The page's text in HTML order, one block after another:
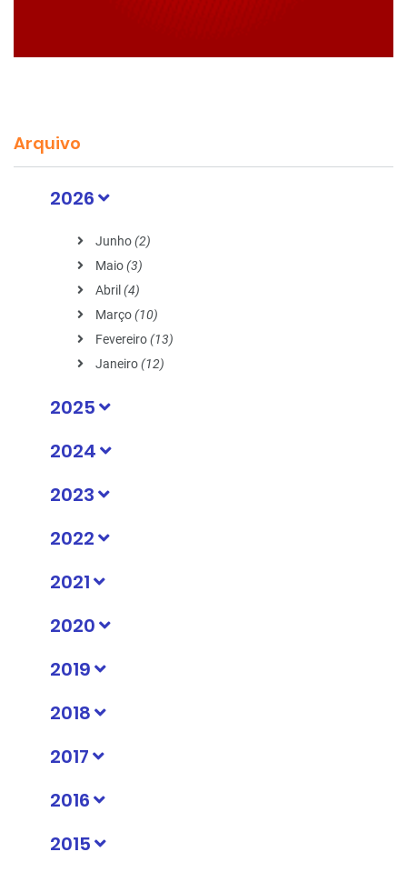
Arquivo
2026
Junho(2)
Maio(3)
Abril (4)
Março(10)
Fevereiro(13)
Janeiro(12)
2025
2024
2023
2022
2021
2020
2019
2018
2017
2016
2015